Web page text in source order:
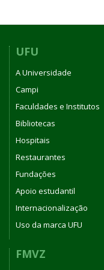
UFU
A Universidade
Campi
Faculdades e Institutos
Bibliotecas
Hospitais
Restaurantes
Fundações
Apoio estudantil
Internacionalização
Uso da marca UFU
FMVZ